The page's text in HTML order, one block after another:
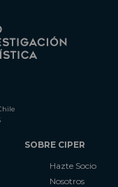
SOBRE CIPER
Hazte Socio
Nosotros